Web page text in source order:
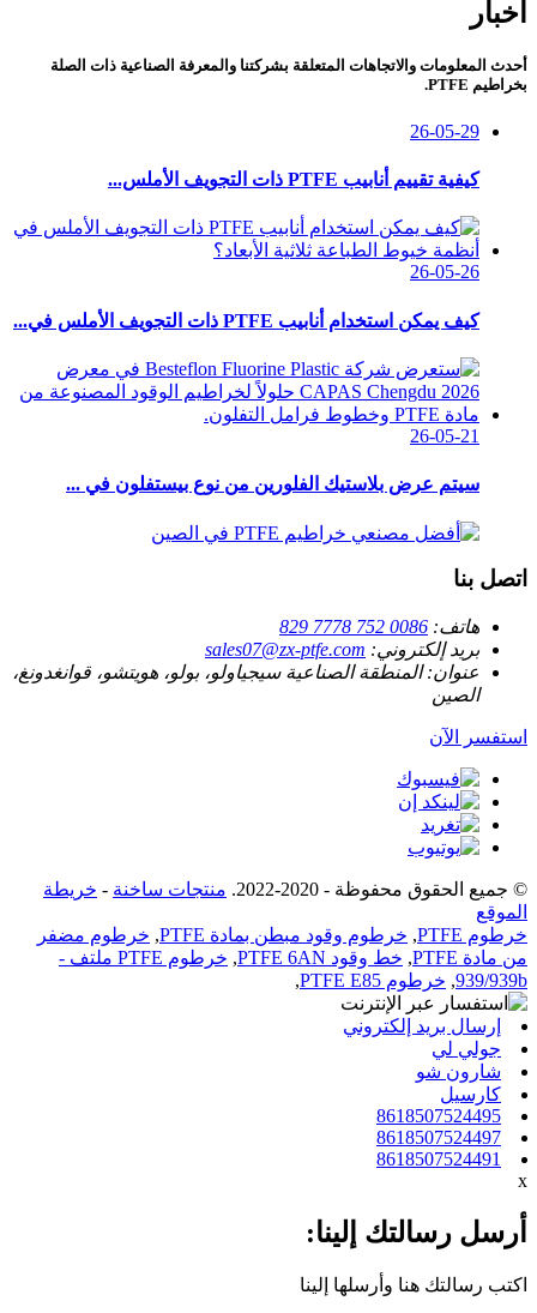
أخبار
أحدث المعلومات والاتجاهات المتعلقة بشركتنا والمعرفة الصناعية ذات الصلة
بخراطيم PTFE.
26-05-29
كيفية تقييم أنابيب PTFE ذات التجويف الأملس...
26-05-26
كيف يمكن استخدام أنابيب PTFE ذات التجويف الأملس في...
26-05-21
سيتم عرض بلاستيك الفلورين من نوع بيستفلون في ...
اتصل بنا
هاتف: 0086 752 7778 829
بريد إلكتروني: sales07@zx-ptfe.com
عنوان: المنطقة الصناعية سيجياولو، بولو، هويتشو، قوانغدونغ،
الصين
استفسر الآن
© جميع الحقوق محفوظة - 2020-2022. منتجات ساخنة - خريطة
الموقع
خرطوم PTFE
, خرطوم وقود مبطن بمادة PTFE , خرطوم مضفر
من مادة PTFE
, خط وقود PTFE 6AN ,
خرطوم PTFE ملتف -
939/939b
, خرطوم PTFE E85 ,
إرسال بريد إلكتروني
جولي لي
شارون شو
كارسيل
8618507524495
8618507524497
8618507524491
x
أرسل رسالتك إلينا:
اكتب رسالتك هنا وأرسلها إلينا